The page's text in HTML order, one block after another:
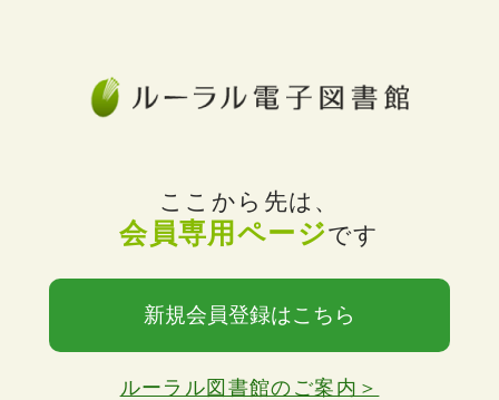
ここから先は、
会員専用ページです
新規会員登録はこちら
ルーラル図書館のご案内＞